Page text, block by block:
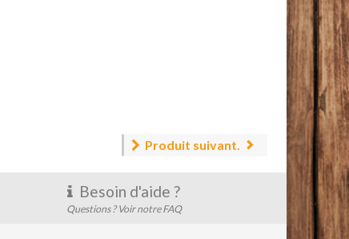
Produit suivant.
Besoin d'aide ?
Questions ? Voir notre FAQ